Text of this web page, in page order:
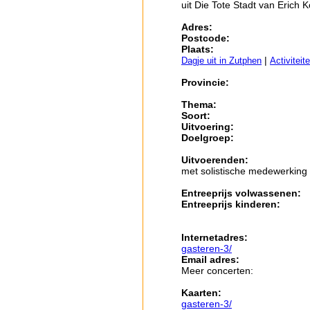
uit Die Tote Stadt van Erich
Adres:
Postcode:
Plaats:
Dagje uit in Zutphen |
Provincie:
Thema:
Soort:
Uitvoering:
Doelgroep:
Uitvoerenden:
met solistische
Entreeprijs volwassenen:
Entreeprijs kinderen:
Internetadres:
gasteren-3/
Email adres:
Meer concerten:
Kaarten:
gasteren-3/